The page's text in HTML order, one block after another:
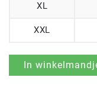
XL
XXL